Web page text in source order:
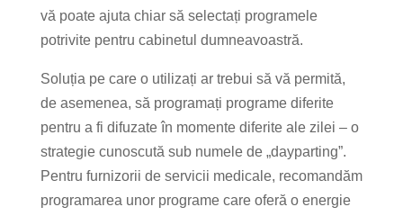
vă poate ajuta chiar să selectați programele
potrivite pentru cabinetul dumneavoastră.
Soluția pe care o utilizați ar trebui să vă permită,
de asemenea, să programați programe diferite
pentru a fi difuzate în momente diferite ale zilei – o
strategie cunoscută sub numele de „dayparting”.
Pentru furnizorii de servicii medicale, recomandăm
programarea unor programe care oferă o energie